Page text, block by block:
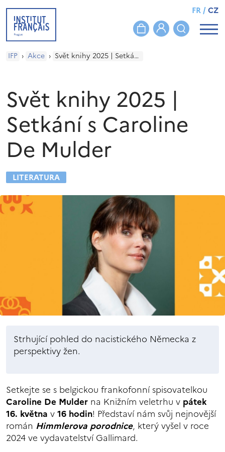
FR/CZ
IFP › Akce › Svět knihy 2025 | Setkání s Caroline De Mulder
Svět knihy 2025 |
Setkání s Caroline
De Mulder
LITERATURA
Strhující pohled do nacistického Německa z
perspektivy žen.
Setkejte se s belgickou frankofonní spisovatelkou
Caroline De Mulder na Knižním veletrhu v pátek
16. května v16 hodin! Představí nám svůj nejnovější
román Himmlerova porodnice, který vyšel v roce
2024 ve vydavatelství Gallimard.